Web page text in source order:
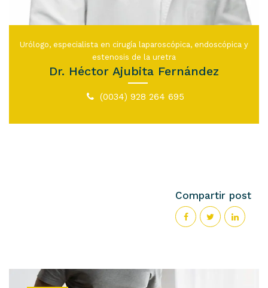
Urólogo, especialista en cirugía laparoscópica, endoscópica y
estenosis de la uretra
Dr. Héctor Ajubita Fernández
(0034) 928 264 695
Compartir post